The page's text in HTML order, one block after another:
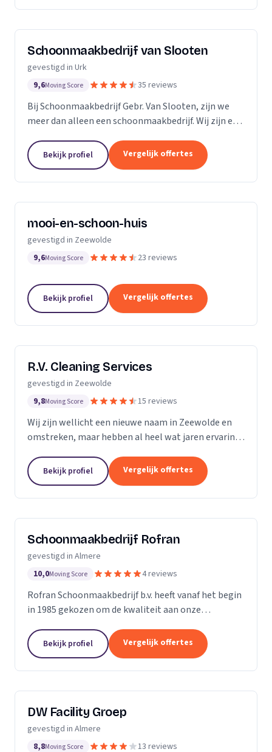
Schoonmaakbedrijf van Slooten
gevestigd in Urk
9,6Moving Score 35 reviews
Bij Schoonmaakbedrijf Gebr. Van Slooten, zijn we
meer dan alleen een schoonmaakbedrijf. Wij zijn een
om uw omgeving schoon, fris en gastvrij te...
Bekijk profiel Vergelijk offertes
mooi-en-schoon-huis
gevestigd in Zeewolde
9,6Moving Score 23 reviews
Bekijk profiel Vergelijk offertes
R.V. Cleaning Services
gevestigd in Zeewolde
9,8Moving Score 15 reviews
Wij zijn wellicht een nieuwe naam in Zeewolde en
omstreken, maar hebben al heel wat jaren ervaring
blijkt. Geen uitdaging is ons te groot of te klein...
Bekijk profiel Vergelijk offertes
Schoonmaakbedrijf Rofran
gevestigd in Almere
10,0Moving Score 4 reviews
Rofran Schoonmaakbedrijf b.v. heeft vanaf het begin
in 1985 gekozen om de kwaliteit aan onze
dienstverlening dagelijks te waarborgen.
Bekijk profiel Vergelijk offertes
DW Facility Groep
gevestigd in Almere
8,8Moving Score 13 reviews